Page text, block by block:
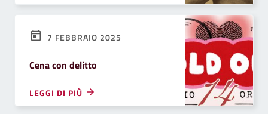
7 FEBBRAIO 2025
Cena con delitto
LEGGI DI PIÙ